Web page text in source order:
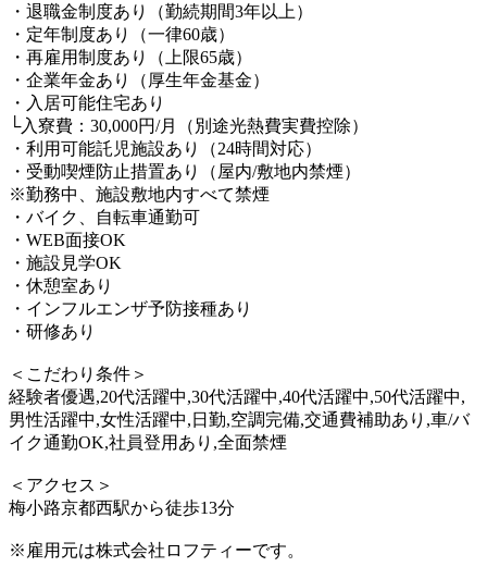
・退職金制度あり（勤続期間3年以上）
・定年制度あり（一律60歳）
・再雇用制度あり（上限65歳）
・企業年金あり（厚生年金基金）
・入居可能住宅あり
└入寮費：30,000円/月（別途光熱費実費控除）
・利用可能託児施設あり（24時間対応）
・受動喫煙防止措置あり（屋内/敷地内禁煙）
※勤務中、施設敷地内すべて禁煙
・バイク、自転車通勤可
・WEB面接OK
・施設見学OK
・休憩室あり
・インフルエンザ予防接種あり
・研修あり
＜こだわり条件＞
経験者優遇,20代活躍中,30代活躍中,40代活躍中,50代活躍中,
男性活躍中,女性活躍中,日勤,空調完備,交通費補助あり,車/バ
イク通勤OK,社員登用あり,全面禁煙
＜アクセス＞
梅小路京都西駅から徒歩13分
※雇用元は株式会社ロフティーです。